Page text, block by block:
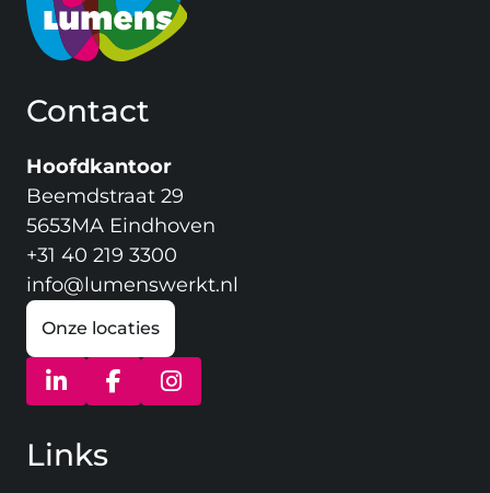
Contact
Hoofdkantoor
Beemdstraat 29
5653MA Eindhoven
+31 40 219 3300
info@lumenswerkt.nl
Onze locaties
(opent in nieuw venster)
(opent in nieuw venster)
(opent in nieuw venster)
Links